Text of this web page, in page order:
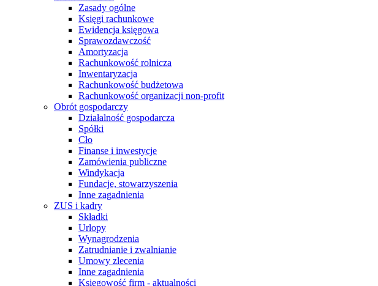
Zasady ogólne
Księgi rachunkowe
Ewidencja księgowa
Sprawozdawczość
Amortyzacja
Rachunkowość rolnicza
Inwentaryzacja
Rachunkowość budżetowa
Rachunkowość organizacji non-profit
Obrót gospodarczy
Działalność gospodarcza
Spółki
Cło
Finanse i inwestycje
Zamówienia publiczne
Windykacja
Fundacje, stowarzyszenia
Inne zagadnienia
ZUS i kadry
Składki
Urlopy
Wynagrodzenia
Zatrudnianie i zwalnianie
Umowy zlecenia
Inne zagadnienia
Księgowość firm - aktualności